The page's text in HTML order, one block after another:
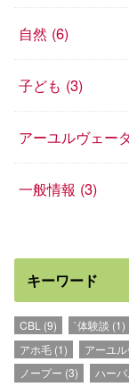
自然 (6)
子ども (3)
アーユルヴェー
一般情報 (3)
キーワード
CBL (9) `体験談 (1)
アホ毛 (1) アーユ
ノープー (3) ハー